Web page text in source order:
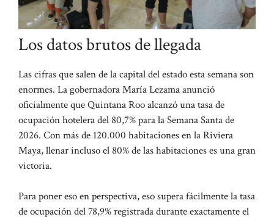
Los datos brutos de llegada
Las cifras que salen de la capital del estado esta semana son
enormes. La gobernadora María Lezama anunció
oficialmente que Quintana Roo alcanzó una tasa de
ocupación hotelera del 80,7% para la Semana Santa de
2026. Con más de 120.000 habitaciones en la Riviera
Maya, llenar incluso el 80% de las habitaciones es una gran
victoria.
Para poner eso en perspectiva, eso supera fácilmente la tasa
de ocupación del 78,9% registrada durante exactamente el